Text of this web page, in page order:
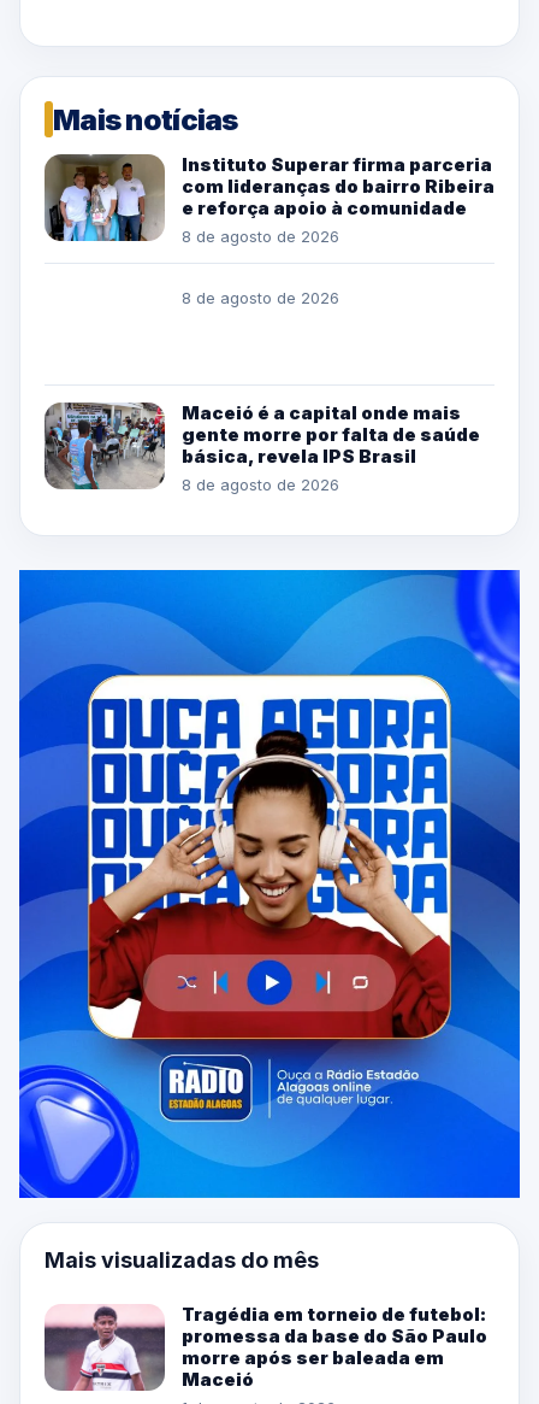
Mais notícias
Instituto Superar firma parceria
com lideranças do bairro Ribeira
e reforça apoio à comunidade
8 de agosto de 2026
8 de agosto de 2026
Maceió é a capital onde mais
gente morre por falta de saúde
básica, revela IPS Brasil
8 de agosto de 2026
Mais visualizadas do mês
Tragédia em torneio de futebol:
promessa da base do São Paulo
morre após ser baleada em
Maceió